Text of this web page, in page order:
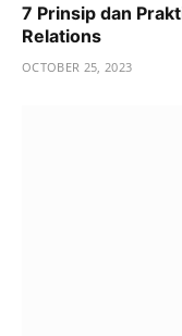
7 Prinsip dan
Relations
OCTOBER 25, 2023